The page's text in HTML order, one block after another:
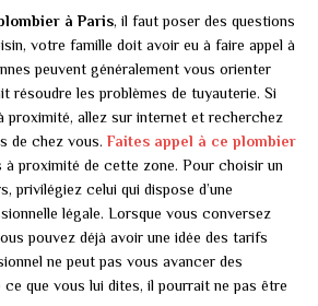
à Paris, il faut poser des questions
votre famille doit avoir eu à faire appel à
peuvent généralement vous orienter
résoudre les problèmes de tuyauterie. Si
proximité, allez sur internet et recherchez
de chez vous. Faites appel à ce plombier
à proximité de cette zone. Pour choisir un
privilégiez celui qui dispose d’une
légale. Lorsque vous conversez
pouvez déjà avoir une idée des tarifs
ne peut pas vous avancer des
que vous lui dites, il pourrait ne pas être